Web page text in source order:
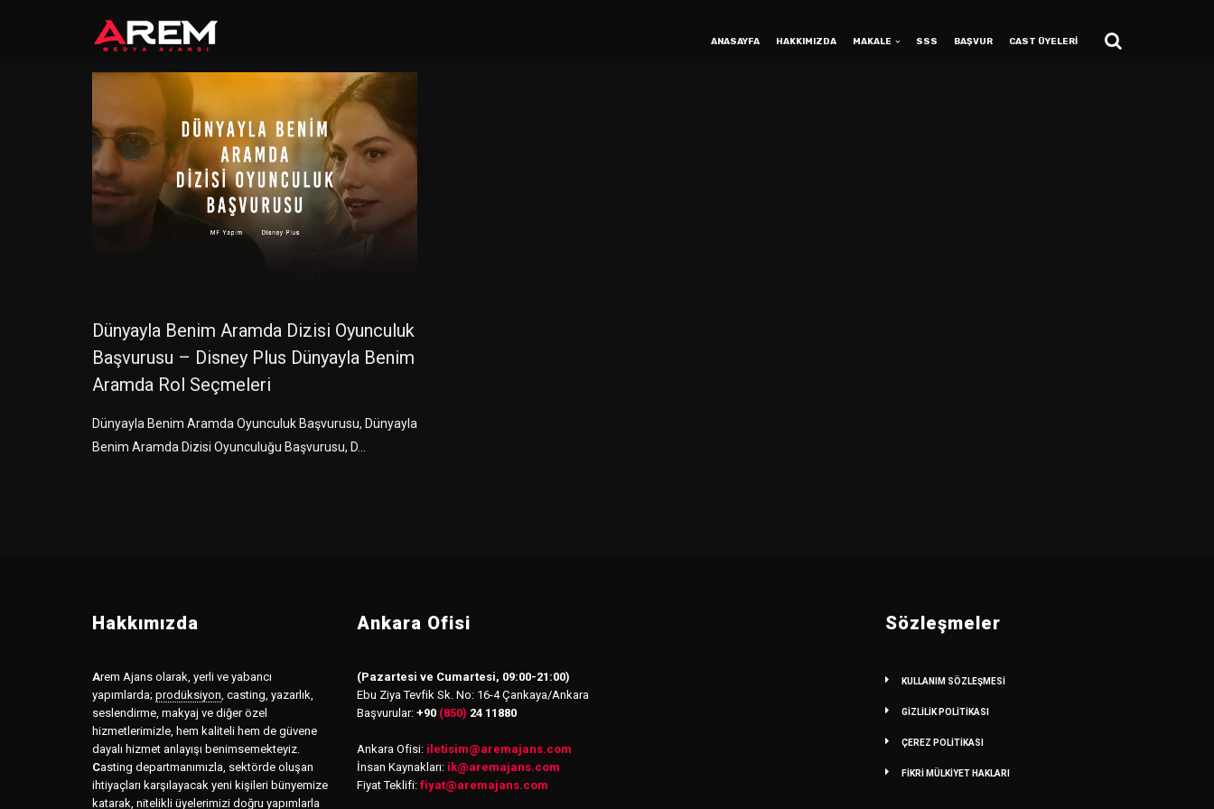
ANASAYFA HAKKIMIZDA MAKALE SSS BAŞVUR CAST ÜYELERİ
Dünyayla Benim Aramda Dizisi Oyunculuk
Başvurusu – Disney Plus Dünyayla Benim
Aramda Rol Seçmeleri
Dünyayla Benim Aramda Oyunculuk Başvurusu, Dünyayla
Benim Aramda Dizisi Oyunculuğu Başvurusu, D...
Hakkımızda
Arem Ajans olarak, yerli ve yabancı
yapımlarda; prodüksiyon casting, yazarlık,
seslendirme, makyaj ve diğer özel
hizmetlerimizle, hem kaliteli hem de güvene
dayalı hizmet anlayışı benimsemekteyiz.
Casting departmanımızla, sektörde oluşan
ihtiyaçları karşılayacak yeni kişileri bünyemize
katarak, nitelikli üyelerimizi doğru yapımlarla
Ankara Ofisi
(Pazartesi ve Cumartesi, 09:00-21:00)
Ebu Ziya Tevfik Sk. No: 16-4 Çankaya/Ankara
Başvurular: +90 (850) 24 11880
Ankara Ofisi: iletisim@aremajans.com
İnsan Kaynakları: ik@aremajans.com
Fiyat Teklifi: fiyat@aremajans.com
Sözleşmeler
KULLANIM SÖZLEŞMESİ
GİZLİLİK POLİTİKASI
ÇEREZ POLİTİKASI
FİKRİ MÜLKİYET HAKLARI